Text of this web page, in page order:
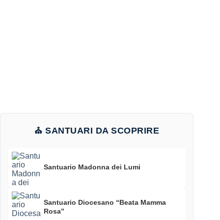
⛪ SANTUARI DA SCOPRIRE
Santuario Madonna dei Lumi
Santuario Diocesano “Beata Mamma
Rosa”